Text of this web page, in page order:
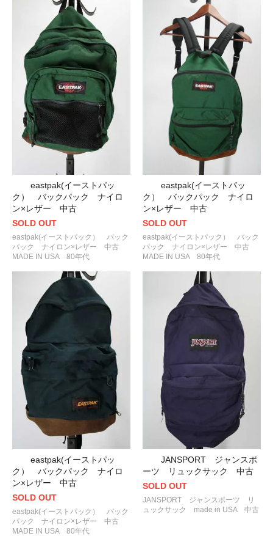
eastpak(イーストパッ
ク） バックパック ナイロ
ン×レザー 中古
SOLD OUT
eastpak(イーストパック） バック
パック ナイロン×レザー 中古
MADE IN USA 80年代
eastpak(イーストパッ
ク） バックパック ナイロ
ン×レザー 中古
SOLD OUT
eastpak(イーストパック） バック
パック ナイロン×レザー 中古
MADE IN USA 80年代
eastpak(イーストパッ
ク） バックパック ナイロ
ン×レザー 中古
SOLD OUT
eastpak(イーストパック） バック
パック ナイロン×レザー 中古
MADE IN USA 80年代
JANSPORT ジャンスポ
ーツ リュックサック 中古
SOLD OUT
JANSPORT ジャンスポーツ リ
ュックサック made in USA 中古